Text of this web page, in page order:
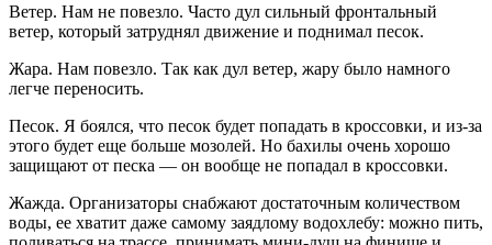
Ветер. Нам не повезло. Часто дул сильный фронтальный
ветер, который затруднял движение и поднимал песок.
Жара. Нам повезло. Так как дул ветер, жару было намного
легче переносить.
Песок. Я боялся, что песок будет попадать в кроссовки, и из-за
этого будет еще больше мозолей. Но бахилы очень хорошо
защищают от песка — он вообще не попадал в кроссовки.
Жажда. Организаторы снабжают достаточным количеством
воды, ее хватит даже самому заядлому водохлебу: можно пить,